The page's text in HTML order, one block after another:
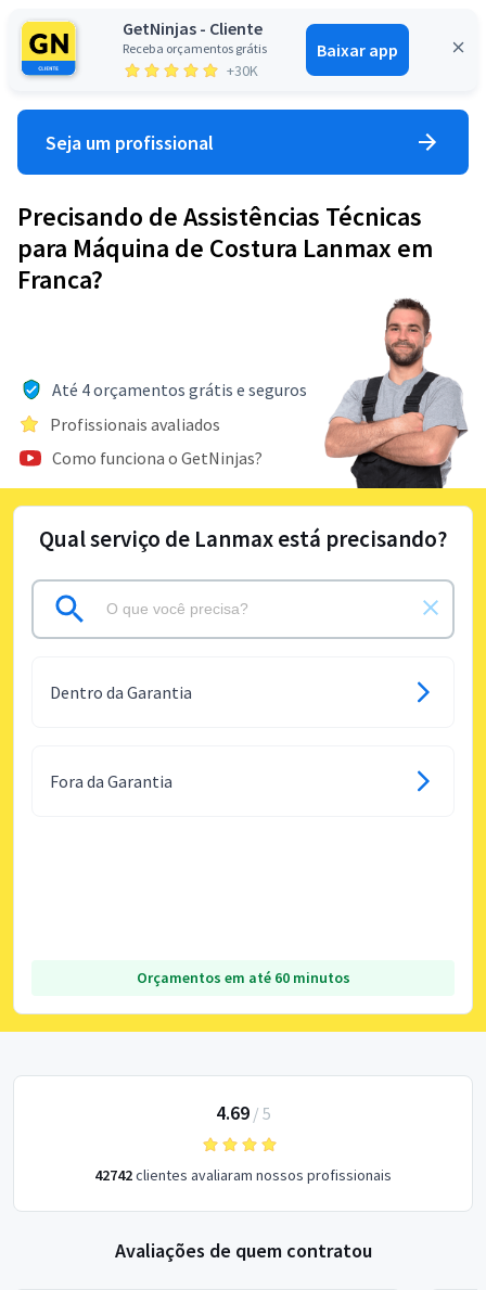
GetNinjas - Cliente
Receba orçamentos grátis
+30K
Baixar app
Entrar
Seja um profissional
Precisando de Assistências Técnicas
para Máquina de Costura Lanmax em
Franca?
Até 4 orçamentos grátis e seguros
Profissionais avaliados
Como funciona o GetNinjas?
Qual serviço de Lanmax está precisando?
Dentro da Garantia
Fora da Garantia
Orçamentos em até 60 minutos
4.69/ 5
42742clientes avaliaram nossos profissionais
Avaliações de quem contratou